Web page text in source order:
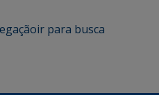
ir para busca